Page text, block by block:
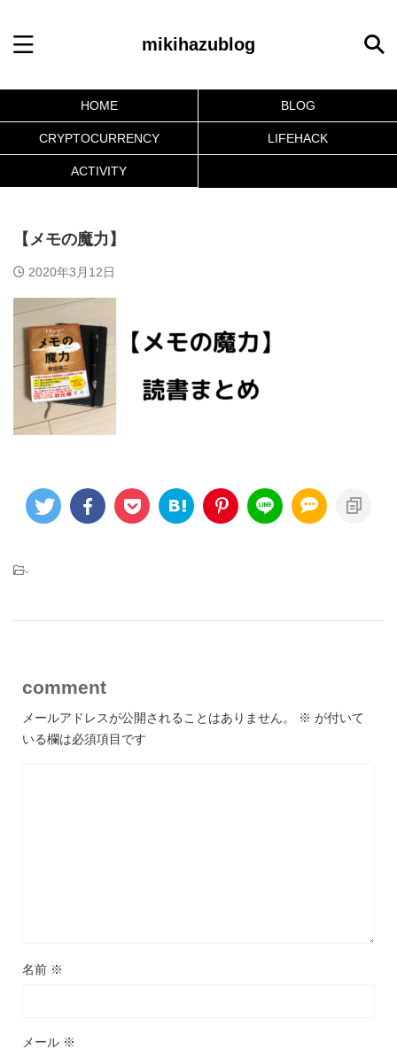
mikihazublog
HOME BLOG
CRYPTOCURRENCY LIFEHACK
ACTIVITY
【メモの魔力】
2020年3月12日
-
comment
メールアドレスが公開されることはありません。 ※ が付いて
いる欄は必須項目です
名前 ※
メール ※